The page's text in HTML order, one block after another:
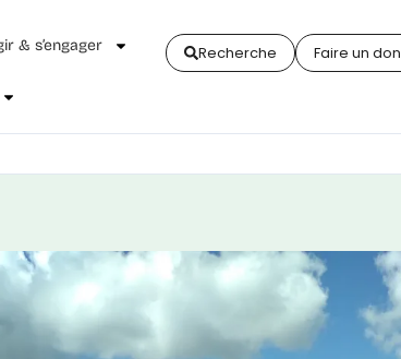
& s’engager Recherche Faire un don